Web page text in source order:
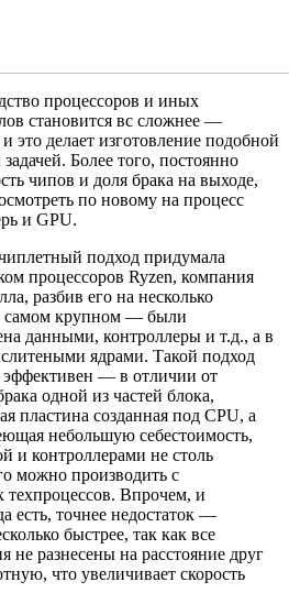
процессоров и иных
становится вс сложнее —
это делает изготовление подобной
Более того, постоянно
чипов и доля брака на выходе,
по новому на процесс
и GPU.
подход придумала
процессоров Ryzen, компания
разбив его на несколько
самом крупном — были
данными, контроллеры и т.д., а в
ядрами. Такой подход
эффективен — в отличии от
одной из частей блока,
пластина созданная под CPU, а
небольшую себестоимость,
и контроллерами не столь
можно производить с
Впрочем, и
есть, точнее недостаток —
быстрее, так как все
не разнесены на расстояние друг
что увеличивает скорость